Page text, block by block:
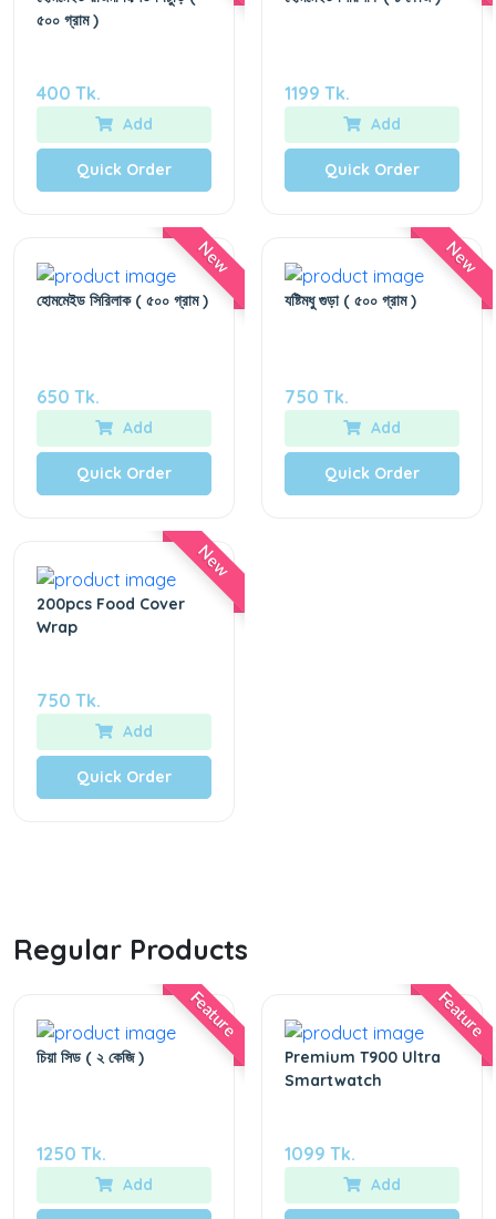
৫০০ গ্রাম )
400 Tk.
Add
Quick Order
1199 Tk.
Add
Quick Order
New
হোমমেইড সিরিলাক ( ৫০০ গ্রাম )
650 Tk.
Add
Quick Order
New
যষ্টিমধু গুড়া ( ৫০০ গ্রাম )
750 Tk.
Add
Quick Order
New
200pcs Food Cover
Wrap
750 Tk.
Add
Quick Order
Regular Products
Feature
চিয়া সিড ( ২ কেজি )
1250 Tk.
Add
Feature
Premium T900 Ultra
Smartwatch
1099 Tk.
Add